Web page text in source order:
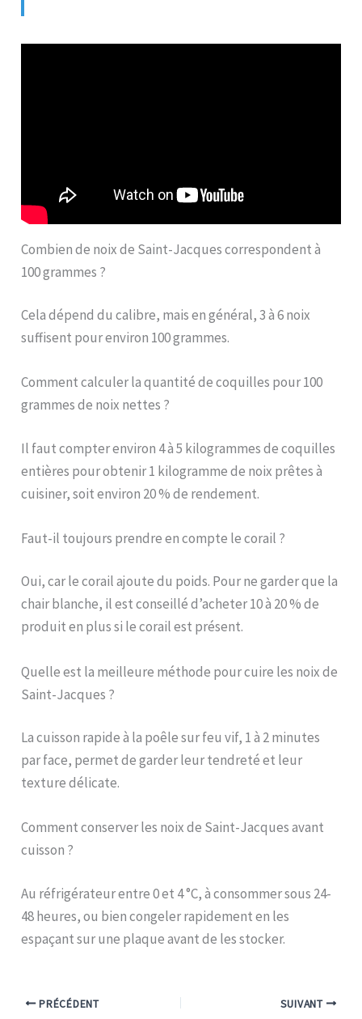
Combien de noix de Saint-Jacques correspondent à
100 grammes ?
Cela dépend du calibre, mais en général, 3 à 6 noix
suffisent pour environ 100 grammes.
Comment calculer la quantité de coquilles pour 100
grammes de noix nettes ?
Il faut compter environ 4 à 5 kilogrammes de coquilles
entières pour obtenir 1 kilogramme de noix prêtes à
cuisiner, soit environ 20 % de rendement.
Faut-il toujours prendre en compte le corail ?
Oui, car le corail ajoute du poids. Pour ne garder que la
chair blanche, il est conseillé d’acheter 10 à 20 % de
produit en plus si le corail est présent.
Quelle est la meilleure méthode pour cuire les noix de
Saint-Jacques ?
La cuisson rapide à la poêle sur feu vif, 1 à 2 minutes
par face, permet de garder leur tendreté et leur
texture délicate.
Comment conserver les noix de Saint-Jacques avant
cuisson ?
Au réfrigérateur entre 0 et 4 °C, à consommer sous 24-
48 heures, ou bien congeler rapidement en les
espaçant sur une plaque avant de les stocker.
PRÉCÉDENT SUIVANT